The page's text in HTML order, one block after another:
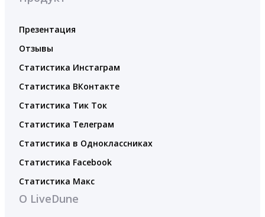
Презентация
Отзывы
Статистика Инстаграм
Статистика ВКонтакте
Статистика Тик Ток
Статистика Телеграм
Статистика в Одноклассниках
Статистика Facebook
Статистика Макс
О LiveDune